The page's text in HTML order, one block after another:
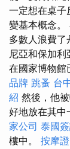
一定想在桌子
變基本概念。
多數人浪費了
尼亞和保加
在國家博物館
品牌 跳蚤 台
紹 然後，他
好地放在其中
家公司 泰國
樓中。 按摩